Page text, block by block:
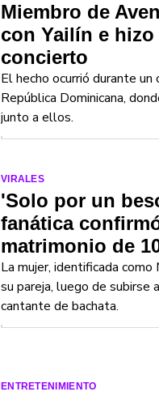
Miembro de
con Yailín e
concierto
El hecho ocurrió durante
República Dominicana,
junto a ellos.
VIRALES
'Solo por un
fanática
matrimonio de
La mujer, identificada como
su pareja, luego de subirse
cantante de bachata.
ENTRETENIMIENTO